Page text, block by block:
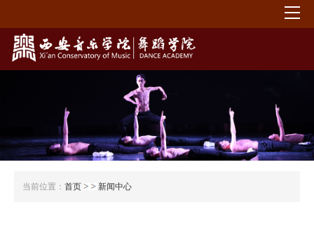
当前位置： 首页 新闻中心